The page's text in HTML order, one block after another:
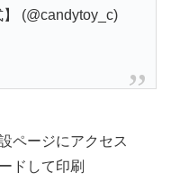
(@candytoy_c)
ページにアクセス
ドして印刷